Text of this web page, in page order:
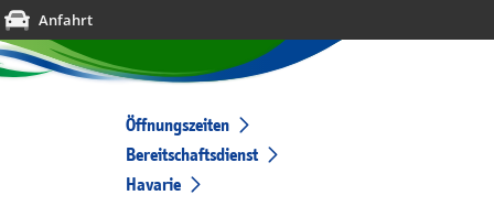
Anfahrt
Öffnungszeiten
Bereitschaftsdienst
Havarie